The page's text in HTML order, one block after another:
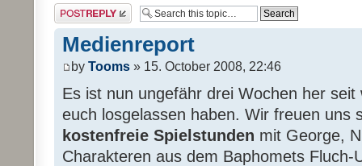
Post a reply
Medienreport
by Tooms » 15. October 2008, 22:46
Es ist nun ungefähr drei Wochen her
euch losgelassen haben. Wir freuen uns
kostenfreie Spielstunden mit George,
Charakteren aus dem Baphomets Fluch-